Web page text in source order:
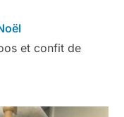
et confit de